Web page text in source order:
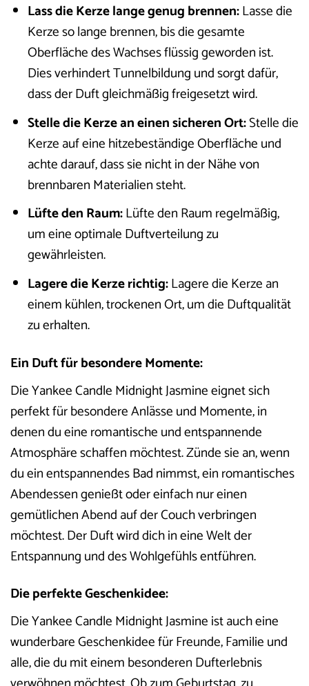
Lass die Kerze lange genug brennen:Lasse die
Kerze so lange brennen, bis die gesamte
Oberfläche des Wachses flüssig geworden ist.
Dies verhindert Tunnelbildung und sorgt dafür,
dass der Duft gleichmäßig freigesetzt wird.
Stelle die Kerze an einen sicheren Ort:Stelle die
Kerze auf eine hitzebeständige Oberfläche und
achte darauf, dass sie nicht in der Nähe von
brennbaren Materialien steht.
Lüfte den Raum:Lüfte den Raum regelmäßig,
um eine optimale Duftverteilung zu
gewährleisten.
Lagere die Kerze richtig:Lagere die Kerze an
einem kühlen, trockenen Ort, um die Duftqualität
zu erhalten.
Ein Duft für besondere Momente:
Die Yankee Candle Midnight Jasmine eignet sich
perfekt für besondere Anlässe und Momente, in
denen du eine romantische und entspannende
Atmosphäre schaffen möchtest. Zünde sie an, wenn
du ein entspannendes Bad nimmst, ein romantisches
Abendessen genießt oder einfach nur einen
gemütlichen Abend auf der Couch verbringen
möchtest. Der Duft wird dich in eine Welt der
Entspannung und des Wohlgefühls entführen.
Die perfekte Geschenkidee:
Die Yankee Candle Midnight Jasmine ist auch eine
wunderbare Geschenkidee für Freunde, Familie und
alle, die du mit einem besonderen Dufterlebnis